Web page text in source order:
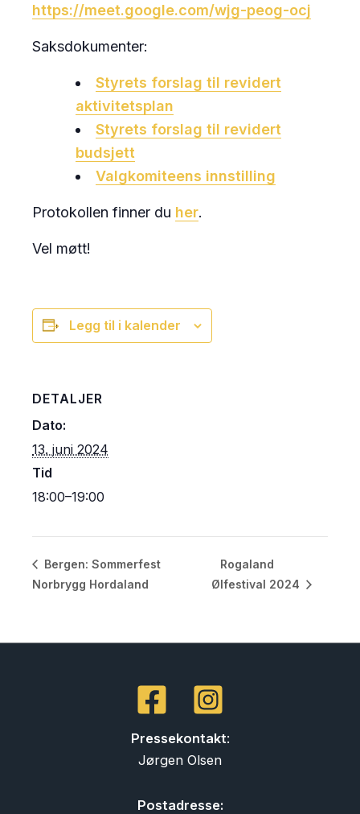
https://meet.google.com/wjg-peog-ocj
Saksdokumenter:
Styrets forslag til revidert
aktivitetsplan
Styrets forslag til revidert
budsjett
Valgkomiteens innstilling
Protokollen finner du her.
Vel møtt!
Legg til i kalender
DETALJER
Dato:
13. juni 2024
Tid
18:00–19:00
Bergen: Sommerfest
Norbrygg Hordaland
Rogaland
Ølfestival 2024
Pressekontakt:
Jørgen Olsen
Postadresse: